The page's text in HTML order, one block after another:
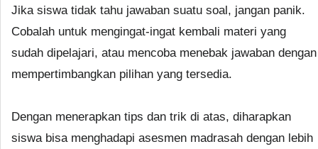
Jika siswa tidak tahu jawaban suatu soal, jangan panik.
Cobalah untuk mengingat-ingat kembali materi yang
sudah dipelajari, atau mencoba menebak jawaban dengan
mempertimbangkan pilihan yang tersedia.
Dengan menerapkan tips dan trik di atas, diharapkan
siswa bisa menghadapi asesmen madrasah dengan lebih